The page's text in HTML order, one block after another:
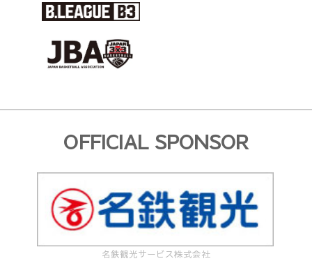
OFFICIAL SPONSOR
名鉄観光サービス株式会社